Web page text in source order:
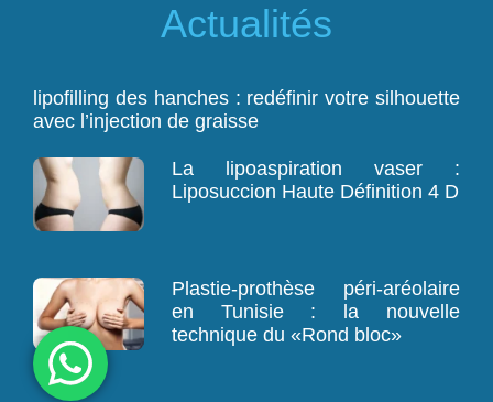
Actualités
lipofilling des hanches : redéfinir votre silhouette
avec l’injection de graisse
La lipoaspiration vaser :
Liposuccion Haute Définition 4 D
Plastie-prothèse péri-aréolaire
en Tunisie : la nouvelle
technique du «Rond bloc»